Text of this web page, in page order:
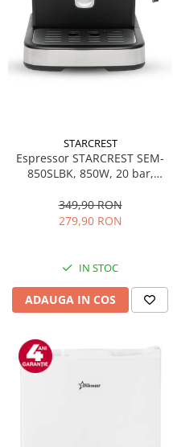
STARCREST
Espressor STARCREST SEM-
850SLBK, 850W, 20 bar,
dispozitiv spumare, filtru
dublu din inox, Negru/Inox
349,90 RON
279,90 RON
IN STOC
ADAUGA IN COS